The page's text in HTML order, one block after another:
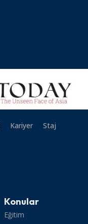
Kariyer
Staj
Konular
Eğitim